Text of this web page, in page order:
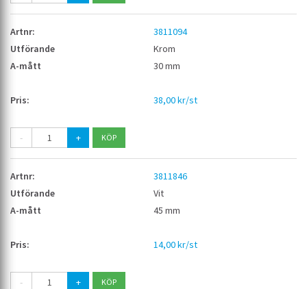
3811094
Krom
30 mm
38,00 kr/st
- +
3811846
Vit
45 mm
14,00 kr/st
- +